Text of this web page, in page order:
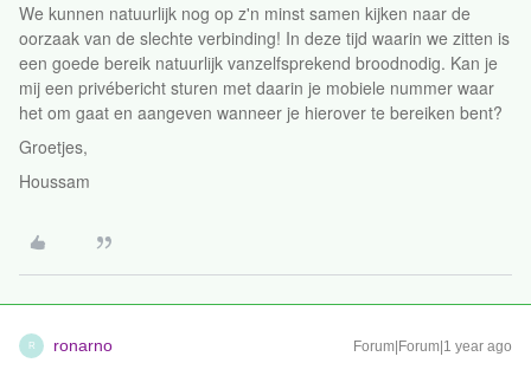
We kunnen natuurlijk nog op z'n minst samen kijken naar de
oorzaak van de slechte verbinding! In deze tijd waarin we zitten is
een goede bereik natuurlijk vanzelfsprekend broodnodig. Kan je
mij een privébericht sturen met daarin je mobiele nummer waar
het om gaat en aangeven wanneer je hierover te bereiken bent?
Groetjes,
Houssam
R ronarno Forum|Forum|1 year ago